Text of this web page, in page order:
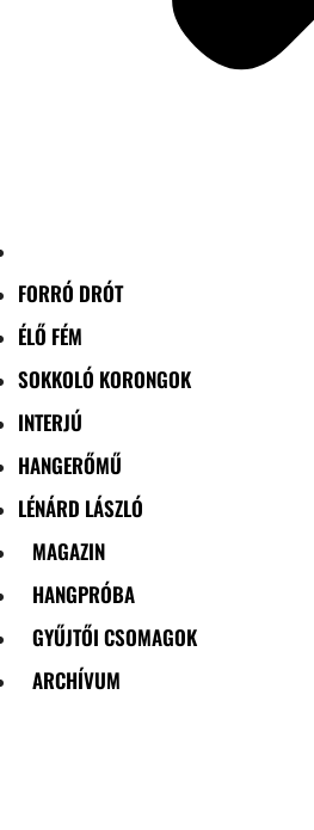
FORRÓ DRÓT
ÉLŐ FÉM
SOKKOLÓ KORONGOK
INTERJÚ
HANGERŐMŰ
LÉNÁRD LÁSZLÓ
MAGAZIN
HANGPRÓBA
GYŰJTŐI CSOMAGOK
ARCHÍVUM